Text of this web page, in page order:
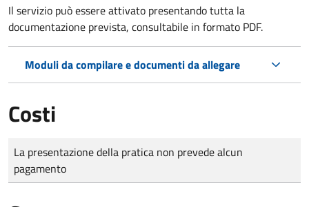
Il servizio può essere attivato presentando tutta la
documentazione prevista, consultabile in formato PDF.
Moduli da compilare e documenti da allegare
Costi
Tipo di pagamento
Importo
La presentazione della pratica non prevede alcun
pagamento